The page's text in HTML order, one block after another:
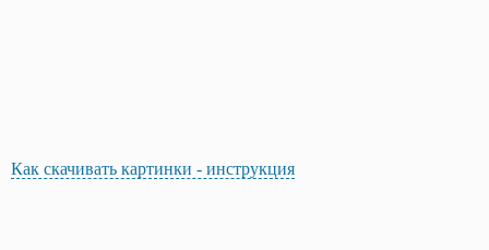
Как скачивать картинки - инструкция